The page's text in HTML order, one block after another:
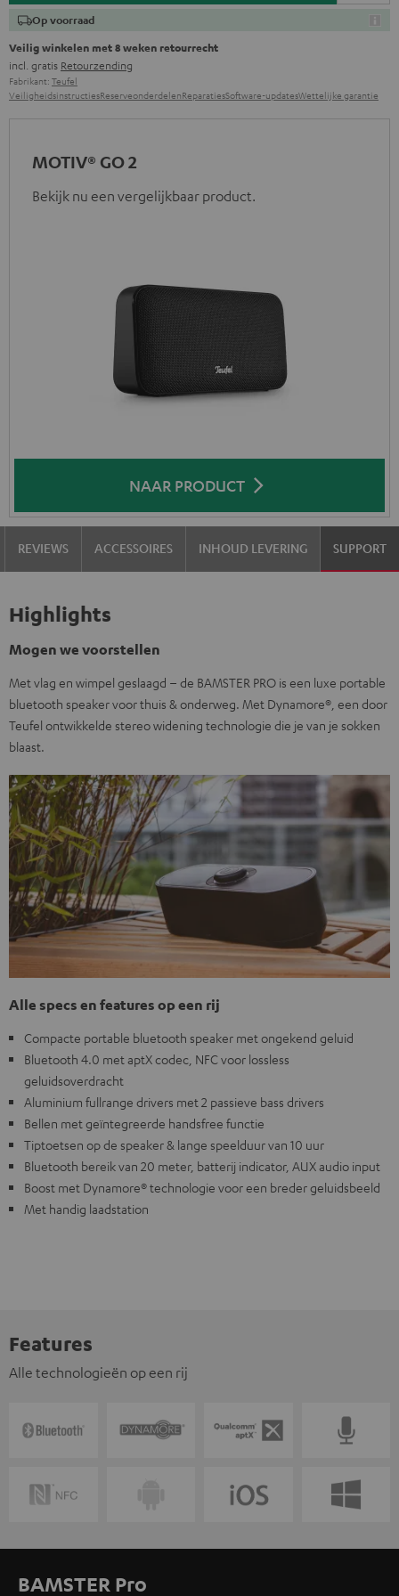
Op voorraad
Veilig winkelen met 8 weken retourrecht
incl. gratis Retourzending
Fabrikant: Teufel
VeiligheidsinstructiesReserveonderdelenReparatiesSoftware-updatesWettelijke garantie
MOTIV® GO 2
Bekijk nu een vergelijkbaar product.
NAAR PRODUCT
REVIEWS ACCESSOIRES INHOUD LEVERING SUPPORT
Highlights
Mogen we voorstellen
Met vlag en wimpel geslaagd – de BAMSTER PRO is een luxe portable
bluetooth speaker voor thuis & onderweg. Met Dynamore®, een door
Teufel ontwikkelde stereo widening technologie die je van je sokken
blaast.
Alle specs en features op een rij
Compacte portable bluetooth speaker met ongekend geluid
Bluetooth 4.0 met aptX codec, NFC voor lossless
geluidsoverdracht
Aluminium fullrange drivers met 2 passieve bass drivers
Bellen met geïntegreerde handsfree functie
Tiptoetsen op de speaker & lange speelduur van 10 uur
Bluetooth bereik van 20 meter, batterij indicator, AUX audio input
Boost met Dynamore® technologie voor een breder geluidsbeeld
Met handig laadstation
Features
Alle technologieën op een rij
BAMSTER Pro